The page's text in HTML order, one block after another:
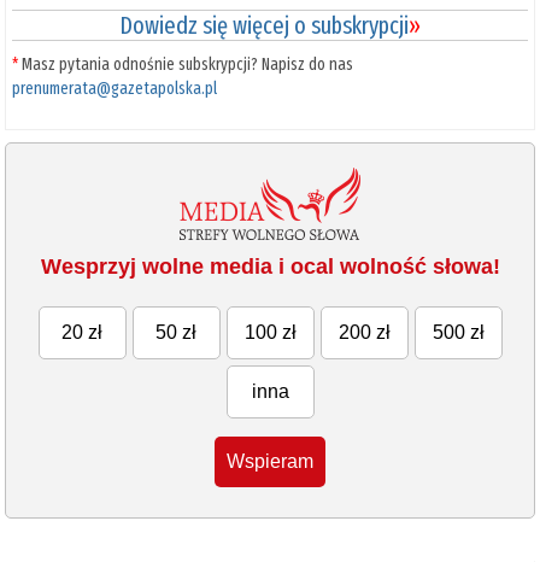
Dowiedz się więcej o subskrypcji»
*Masz pytania odnośnie subskrypcji? Napisz do nas
prenumerata@gazetapolska.pl
Wesprzyj wolne media i ocal wolność słowa!
20 zł 50 zł 100 zł 200 zł 500 zł
inna
Wspieram